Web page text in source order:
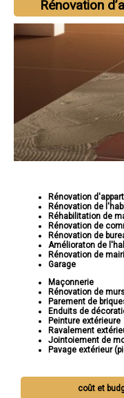
Rénovation
Rénovation
Rénovation de
Réhabilitation de
Rénovation de
Rénovation de
Amélioraton de
Rénovation de
Garage
Maçonnerie
Rénovation de
Parement de
Enduits de
Peinture extérieure
Ravalement
Jointoiement de
Pavage extérieur
coût et